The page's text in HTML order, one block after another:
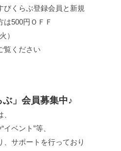
くらぶ登録会員と新規
は500円ＯＦＦ
）
覧ください
ぶ」会員募集中♪
イベント”等、
、サポートを行っており